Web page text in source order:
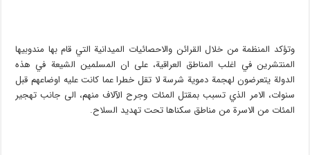
وتؤكد المنظمة من خلال القرائن والاحصائيات الميدانية التي قام بها مندوبيها
المنتشرين في اغلب المناطق العراقية، على ان المسلمين الشيعة في هذه
الدولة يتعرضون لهجمة دموية شرسة لا تقل خطرا عما كانت عليه اوضاعهم قبل
سنوات، الامر الذي تسبب بمقتل المئات وجرح الآلاف منهم، الى جانب تهجير
المئات من الاسرة من مناطق سكناها تحت تهديد السلاح.